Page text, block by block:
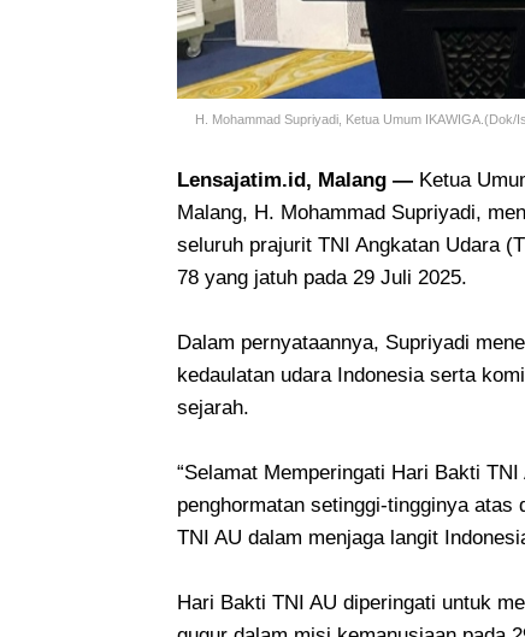
H. Mohammad Supriyadi, Ketua Umum IKAWIGA.(Dok/
Lensajatim.id, Malang — Ketua
Malang, H. Mohammad Supriyadi,
seluruh prajurit TNI Angkatan Udara
78 yang jatuh pada 29 Juli 2025.
Dalam pernyataannya, Supriyadi
kedaulatan udara Indonesia serta
sejarah.
“Selamat Memperingati Hari Bakti
penghormatan setinggi-tingginya
TNI AU dalam menjaga langit
Hari Bakti TNI AU diperingati untuk